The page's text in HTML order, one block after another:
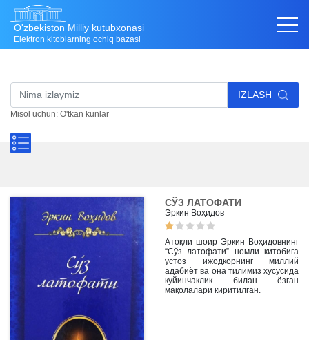
O'zbekiston Milliy kutubxonasi
Elektron kitoblarning ochiq bazasi
IZLASH
Misol uchun: O'tkan kunlar
СЎЗ ЛАТОФАТИ
Эркин Воҳидов
Атоқли шоир Эркин Воҳидовнинг
“Сўз латофати” номли китобига
устоз ижодкорнинг миллий
адабиёт ва она тилимиз хусусида
куйинчаклик билан ёзган
мақолалари киритилган.